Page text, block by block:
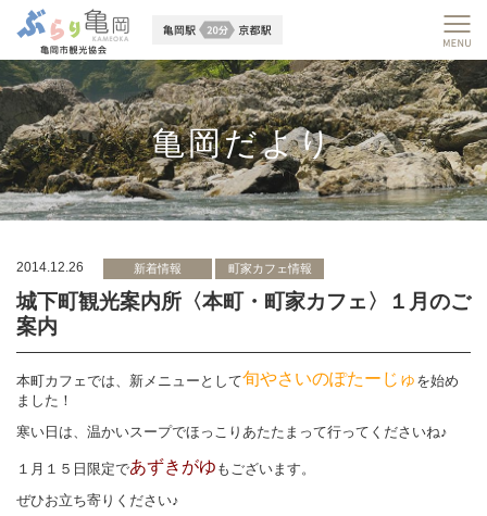
亀岡だより
2014.12.26 新着情報 町家カフェ情報
城下町観光案内所〈本町・町家カフェ〉１月のご
案内
本町カフェでは、新メニューとして旬やさいのぽたーじゅ を始め
ました！
寒い日は、温かいスープでほっこりあたたまって行ってくださいね♪
１月１５日限定であずきがゆ もございます。
ぜひお立ち寄りください♪